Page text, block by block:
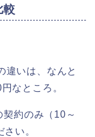
較
違いは、なんと
なところ。
約のみ（10～
い。